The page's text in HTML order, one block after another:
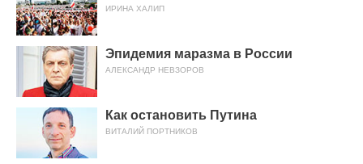
ИРИНА ХАЛИП
Эпидемия маразма в России
АЛЕКСАНДР НЕВЗОРОВ
Как остановить Путина
ВИТАЛИЙ ПОРТНИКОВ